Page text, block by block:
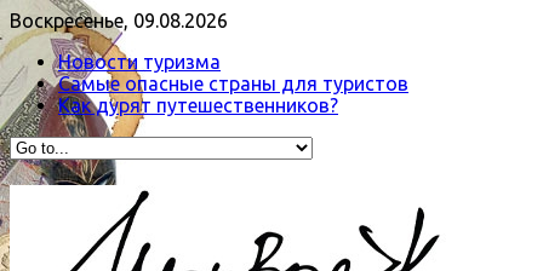
Воскресенье, 09.08.2026
Новости туризма
Самые опасные страны для туристов
Как дурят путешественников?